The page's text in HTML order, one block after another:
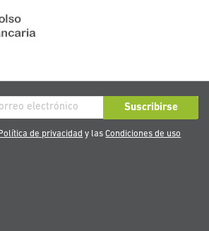
Suscribirse
Política de privacidad y lasCondiciones de uso